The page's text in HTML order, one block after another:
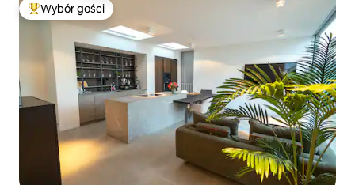
Najpopularniejsze z kategorii Wybór gości
Wybór gości